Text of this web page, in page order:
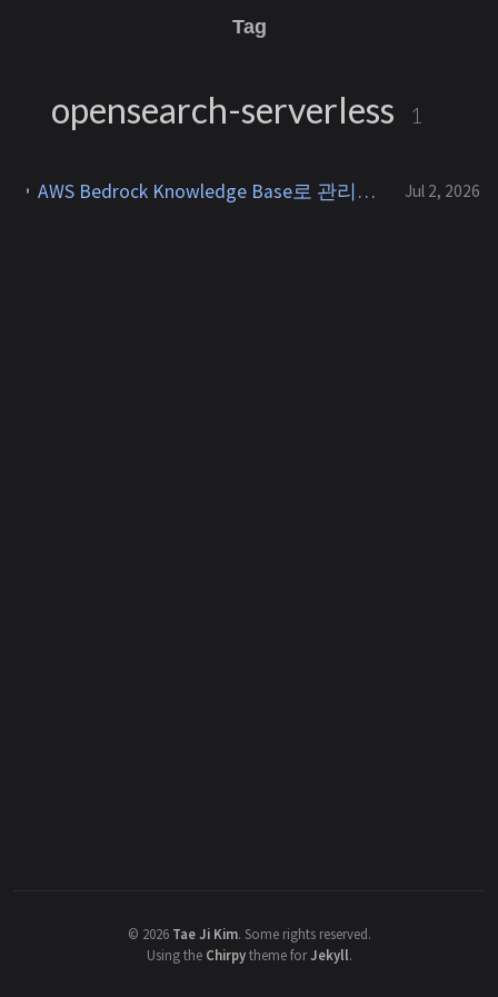
Tag
opensearch-serverless 1
AWS Bedrock Knowledge Base로 관리형 RAG 구축하기 - 데이터 소스부터 Retrieve API, 접근제어까지 Jul 2, 2026
© 2026 Tae Ji Kim. Some rights reserved.
Using the Chirpytheme forJekyll.